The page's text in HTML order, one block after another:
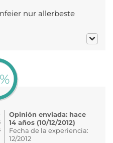
nur allerbeste
Opinión enviada: hace
14 años (10/12/2012)
Fecha de la experiencia:
12/2012